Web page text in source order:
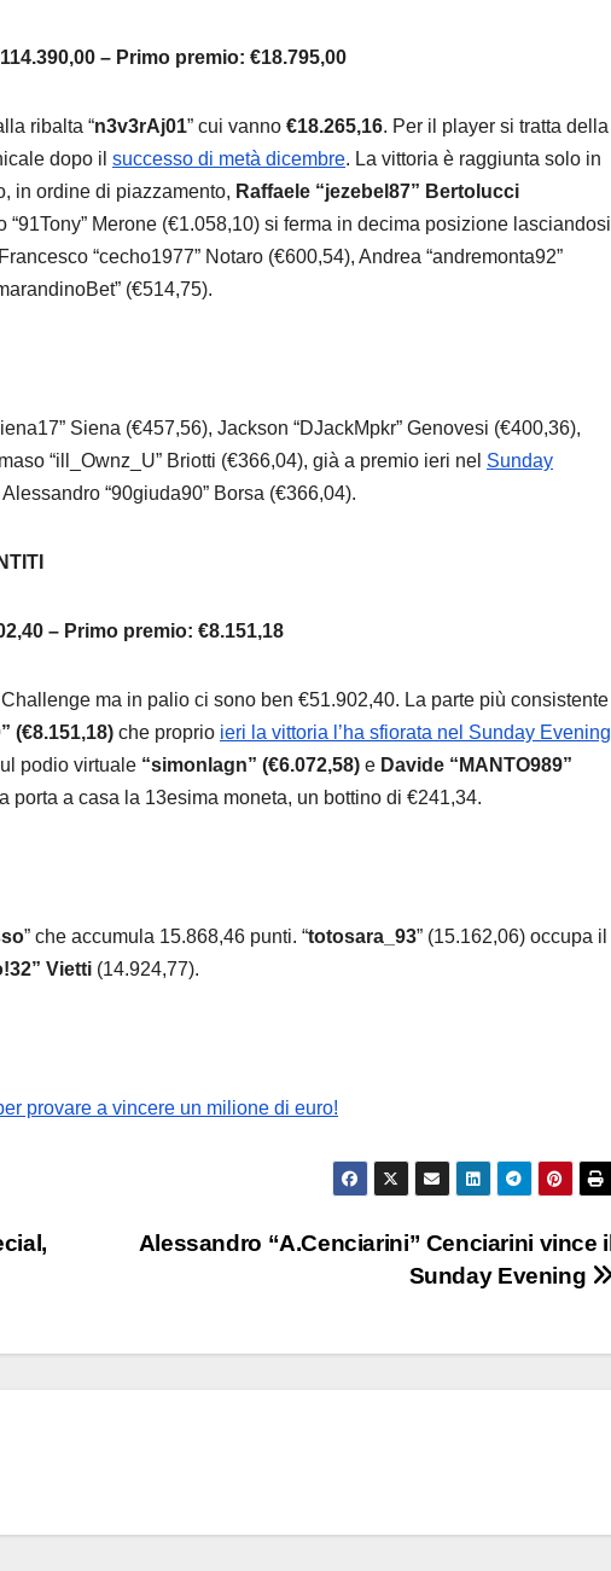
– Primo premio: €18.795,00
ribalta “n3v3rAj01” cui vanno €18.265,16. Per il player si tratta della
dopo il successo di metà dicembre. La vittoria è raggiunta solo in
in ordine di piazzamento, Raffaele “jezebel87” Bertolucci
“91Tony” Merone (€1.058,10) si ferma in decima posizione lasciandosi
“cecho1977” Notaro (€600,54), Andrea “andremonta92”
(€514,75).
Siena (€457,56), Jackson “DJackMpkr” Genovesi (€400,36),
“ill_Ownz_U” Briotti (€366,04), già a premio ieri nel Sunday
“90giuda90” Borsa (€366,04).
– Primo premio: €8.151,18
ma in palio ci sono ben €51.902,40. La parte più consistente
(€8.151,18) che proprio ieri la vittoria l’ha sfiorata nel Sunday Evening
podio virtuale “simonlagn” (€6.072,58) e Davide “MANTO989”
porta a casa la 13esima moneta, un bottino di €241,34.
” che accumula 15.868,46 punti. “totosara_93” (15.162,06) occupa il
Vietti (14.924,77).
provare a vincere un milione di euro!
Alessandro “A.Cenciarini” Cenciarini vince il
Sunday Evening